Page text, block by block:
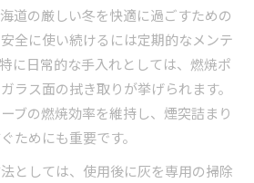
道の厳しい冬を快適に過ごすための
全に使い続けるには定期的なメンテ
に日常的な手入れとしては、燃焼ポ
ラス面の拭き取りが挙げられます。
ブの燃焼効率を維持し、煙突詰まり
ためにも重要です。
としては、使用後に灰を専用の掃除